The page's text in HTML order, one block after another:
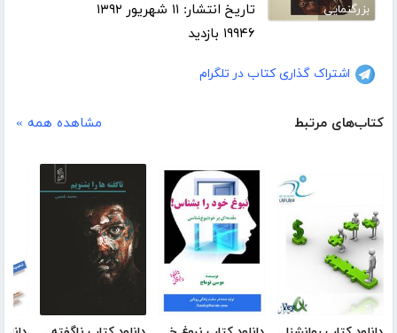
بزرگنمایی
تاریخ انتشار: ۱۱ شهریور ۱۳۹۲
۱۹۹۴۶ بازدید
اشتراک گذاری کتاب در تلگرام
کتاب‌های مرتبط مشاهده همه »